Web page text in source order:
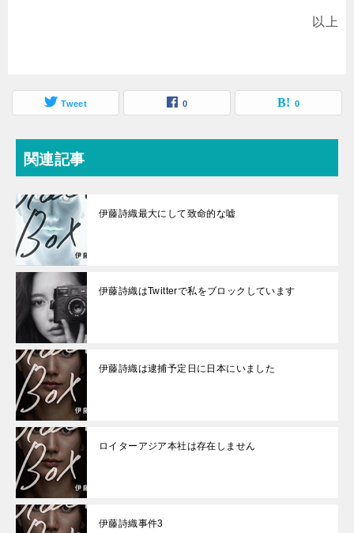
以上
Tweet 0 0
関連記事
伊藤詩織最大にして致命的な嘘
伊藤詩織はTwitterで私をブロックしています
伊藤詩織は逮捕予定日に日本にいました
ロイターアジア本社は存在しません
伊藤詩織事件3